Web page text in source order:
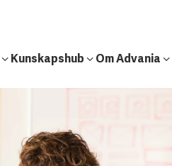
Kunskapshub Om Advania